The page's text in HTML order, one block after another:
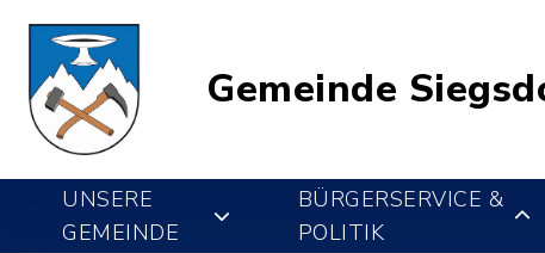
Gemeinde
UNSERE
GEMEINDE
BÜRGERSERVICE &
POLITIK